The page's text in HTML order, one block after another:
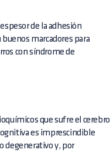
de la adhesión
marcadores para
con síndrome de
que sufre el cerebro
es imprescindible
degenerativo y, por